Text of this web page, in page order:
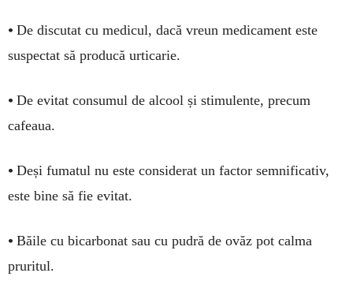
• De discutat cu medicul, dacă vreun medicament este
suspectat să producă urticarie.
• De evitat consumul de alcool și stimulente, precum
cafeaua.
• Deși fumatul nu este considerat un factor semnificativ,
este bine să fie evitat.
• Băile cu bicarbonat sau cu pudră de ovăz pot calma
pruritul.